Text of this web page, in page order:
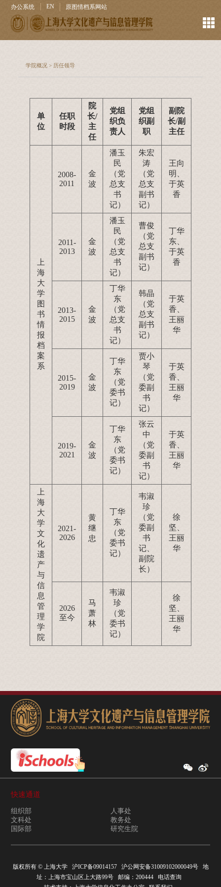
办公系统 EN 原图情档系网站
学院概况 > 历任领导
单
位
任职
时段
院
长/
主
任
党组
织负
责人
党组
织副
职
副院
长/副
主任
上
海
大
学
图
书
情
报
档
案
系
2008-
2011
金
波
潘玉
民
（党
总支
书
记）
朱宏
涛
（党
总支
副书
记）
王向
明、
于英
香
2011-
2013
金
波
潘玉
民
（党
总支
书
记）
曹俊
（党
总支
副书
记）
丁华
东、
于英
香
2013-
2015
金
波
丁华
东
（党
总支
书
记）
韩晶
（党
总支
副书
记）
于英
香、
王丽
华
2015-
2019
金
波
丁华
东
（党
委书
记）
贾小
琴
（党
委副
书
记）
于英
香、
王丽
华
2019-
2021
金
波
丁华
东
（党
委书
记）
张云
中
（党
委副
书
记）
于英
香、
王丽
华
上
海
大
学
文
化
遗
产
与
信
息
管
理
学
院
2021-
2026
黄
继
忠
丁华
东
（党
委书
记）
韦淑
珍
（党
委副
书
记、
副院
长）
徐
坚、
王丽
华
2026
至今
马
萧
林
韦淑
珍
（党
委书
记）
徐
坚、
王丽
华
快速通道
组织部
人事处
文科处
教务处
国际部
研究生院
版权所有 ©上海大学 沪ICP备09014157 沪公网安备31009102000049号地
址：上海市宝山区上大路99号 邮编：200444 电话查询